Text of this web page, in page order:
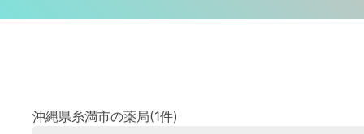
沖縄県糸満市の薬局(1件)